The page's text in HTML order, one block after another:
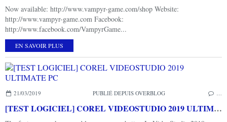
Now available: http://www.vampyr-game.com/shop Website:
http://www.vampyr-game.com Facebook:
http://www.facebook.com/VampyrGame...
EN SAVOIR PLUS
21/03/2019 PUBLIÉ DEPUIS OVERBLOG
[TEST LOGICIEL] COREL VIDEOSTUDIO 2019 ULTIMATE PC